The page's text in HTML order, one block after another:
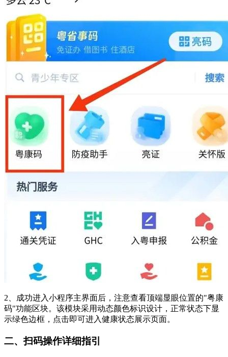
2、成功进入小程序主界面后，注意查看顶端显眼位置的"粤康
码"功能区块。该模块采用动态颜色标识设计，正常状态下显
示绿色边框，点击即可进入健康状态展示页面。
二、扫码操作详细指引